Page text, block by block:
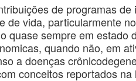
de programas
de vida, particularmente
quase sempre em estado
quando não, em
a doenças
conceitos reportados